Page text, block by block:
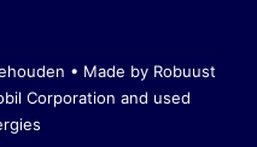
• Made by Robuust
Corporation and used